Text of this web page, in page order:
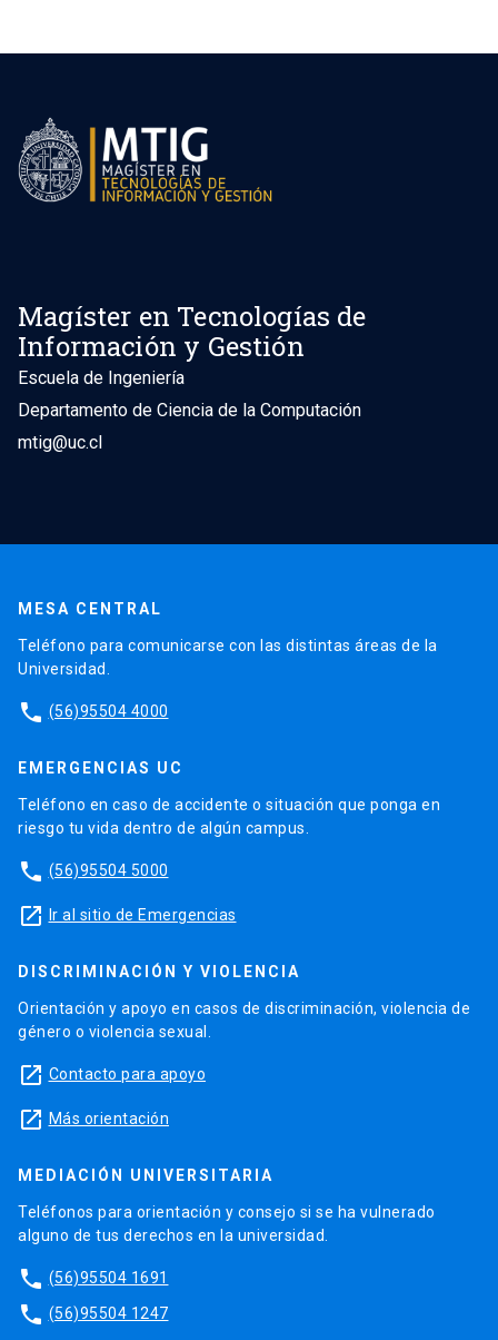
Magíster en Tecnologías de
Información y Gestión
Escuela de Ingeniería
Departamento de Ciencia de la Computación
mtig@uc.cl
MESA CENTRAL
Teléfono para comunicarse con las distintas áreas de la
Universidad.
phone (56)95504 4000
EMERGENCIAS UC
Teléfono en caso de accidente o situación que ponga en
riesgo tu vida dentro de algún campus.
phone (56)95504 5000
launch Ir al sitio de Emergencias
DISCRIMINACIÓN Y VIOLENCIA
Orientación y apoyo en casos de discriminación, violencia de
género o violencia sexual.
launch Contacto para apoyo
launch Más orientación
MEDIACIÓN UNIVERSITARIA
Teléfonos para orientación y consejo si se ha vulnerado
alguno de tus derechos en la universidad.
phone (56)95504 1691
phone (56)95504 1247